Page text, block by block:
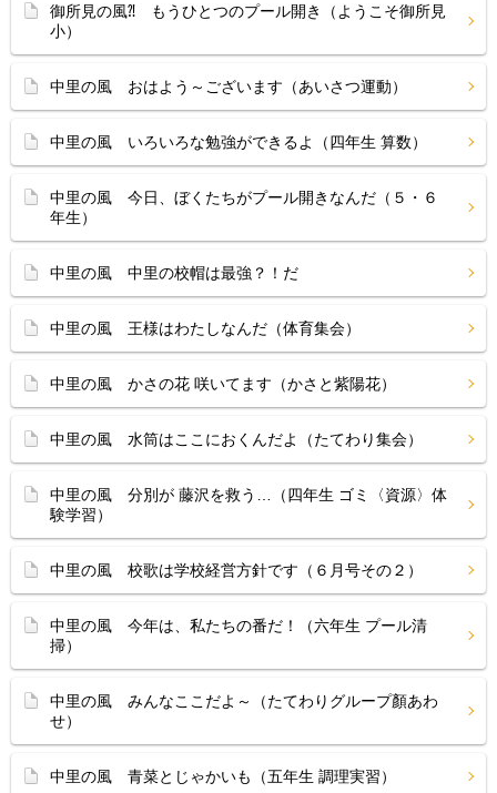
御所見の風⁈ もうひとつのプール開き（ようこそ御所見
小）
中里の風 おはよう～ございます（あいさつ運動）
中里の風 いろいろな勉強ができるよ（四年生 算数）
中里の風 今日、ぼくたちがプール開きなんだ（５・６
年生）
中里の風 中里の校帽は最強？！だ
中里の風 王様はわたしなんだ（体育集会）
中里の風 かさの花 咲いてます（かさと紫陽花）
中里の風 水筒はここにおくんだよ（たてわり集会）
中里の風 分別が 藤沢を救う…（四年生 ゴミ〈資源〉体
験学習）
中里の風 校歌は学校経営方針です（６月号その２）
中里の風 今年は、私たちの番だ！（六年生 プール清
掃）
中里の風 みんなここだよ～（たてわりグループ顏あわ
せ）
中里の風 青菜とじゃかいも（五年生 調理実習）